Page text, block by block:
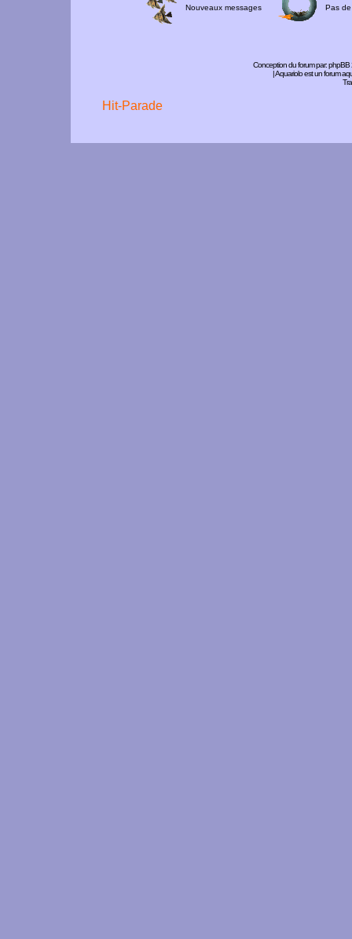
Nouveaux messages Pas
Conception du forum par:phpBB
| Aquariolo est un forum